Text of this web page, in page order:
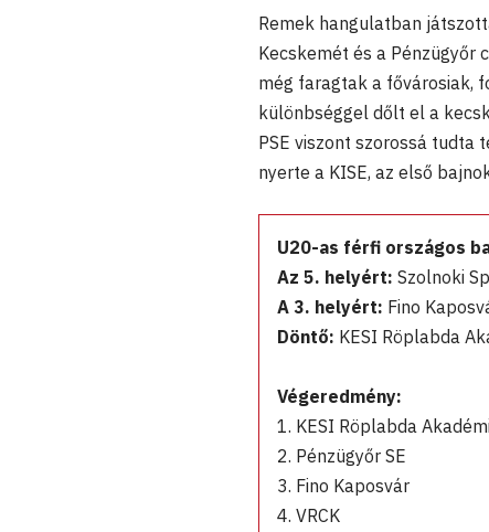
Remek hangulatban
Kecskemét és a Pénzügyőr
még faragtak a fővárosiak,
különbséggel dőlt el a
PSE viszont szorossá tudta
nyerte a KISE, az első
U20-as férfi országos
Az 5. helyért: Szolnoki
A 3. helyért: Fino
Döntő: KESI Röplabda
Végeredmény:
1. KESI Röplabda
2. Pénzügyőr SE
3. Fino Kaposvár
4. VRCK